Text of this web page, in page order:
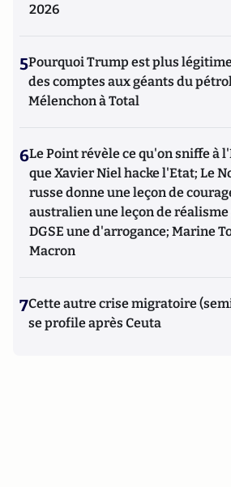
2026
5Pourquoi Trump est plus
des comptes aux géants du
Mélenchon à Total
6Le Point révèle ce qu'on sniffe à
que Xavier Niel hacke l'Etat; Le
russe donne une leçon de
australien une leçon de réalisme
DGSE une d'arrogance; Marine
Macron
7Cette autre crise migratoire
se profile après Ceuta